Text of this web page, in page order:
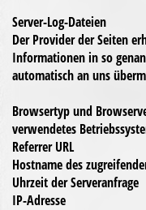
Server-Log-Dateien
Der Provider der Seiten
Informationen in so
automatisch an uns
Browsertyp und
verwendetes
Referrer URL
Hostname des
Uhrzeit der Serveranfrage
IP-Adresse